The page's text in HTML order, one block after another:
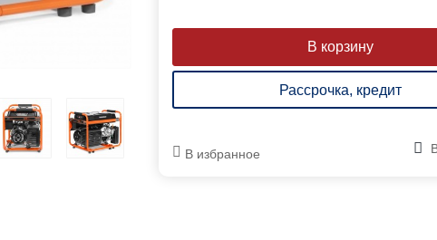
Рассрочка, кредит
В избранное